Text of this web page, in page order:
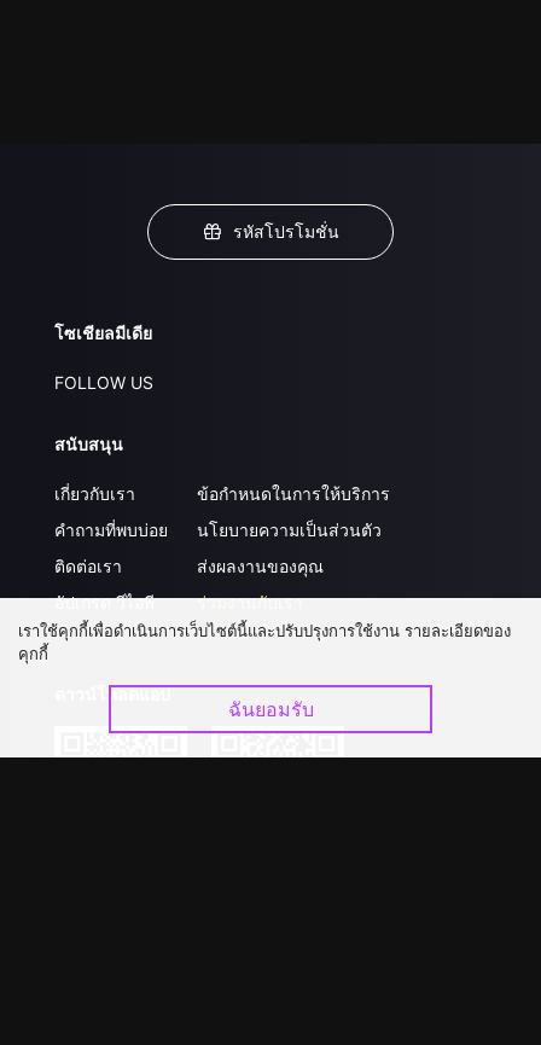
รหัสโปรโมชั่น
โซเชียลมีเดีย
FOLLOW US
สนับสนุน
เกี่ยวกับเรา
คำถามที่พบบ่อย
ติดต่อเรา
อัปเกรด วีไอพี
ข้อกำหนดในการให้บริการ
นโยบายความเป็นส่วนตัว
ส่งผลงานของคุณ
ร่วมงานกับเรา
ดาวน์โหลดแอป
เราใช้คุกกี้เพื่อดำเนินการเว็บไซต์นี้และปรับปรุงการใช้งาน รายละเอียดของ
คุกกี้
ฉันยอมรับ